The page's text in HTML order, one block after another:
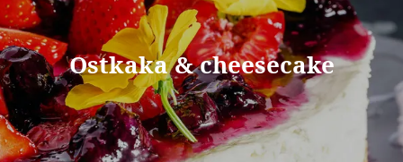
Ostkaka & cheesecake